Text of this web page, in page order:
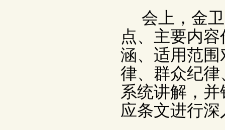
会上，金
点、主要内
涵、适用范
律、群众纪
系统讲解，
应条文进行